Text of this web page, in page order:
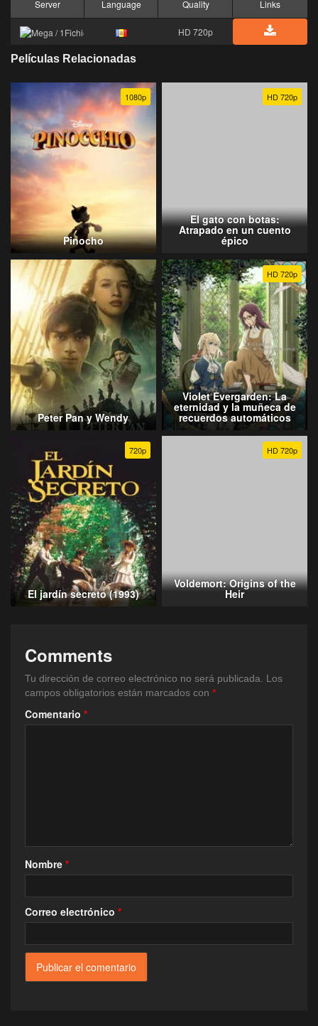
Server Language Quality Links
HD 720p
Películas Relacionadas
1080p
Pinocho
HD 720p
El gato con botas:
Atrapado en un cuento
épico
Peter Pan y Wendy
HD 720p
Violet Evergarden: La
eternidad y la muñeca de
recuerdos automáticos
720p
El jardín secreto (1993)
HD 720p
Voldemort: Origins of the
Heir
Comments
Tu dirección de correo electrónico no será publicada.
Los
campos obligatorios están marcados con *
Comentario *
Nombre *
Correo electrónico *